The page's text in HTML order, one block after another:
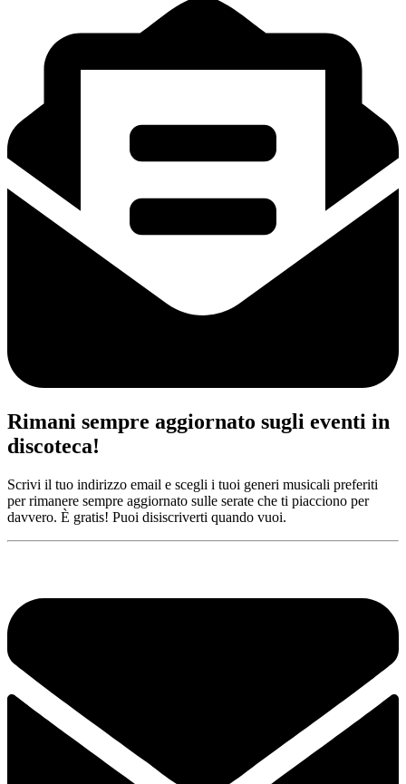
Rimani sempre aggiornato sugli eventi in
discoteca!
Scrivi il tuo indirizzo email e scegli i tuoi generi musicali preferiti
per rimanere sempre aggiornato sulle serate che ti piacciono per
davvero. È gratis! Puoi disiscriverti quando vuoi.